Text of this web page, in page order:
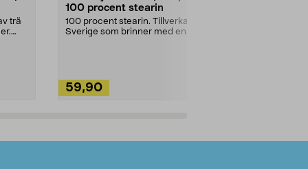
trä
100 procent stearin
100 procent stearin. Tillverkade i
Sverige som brinner med en
59,90